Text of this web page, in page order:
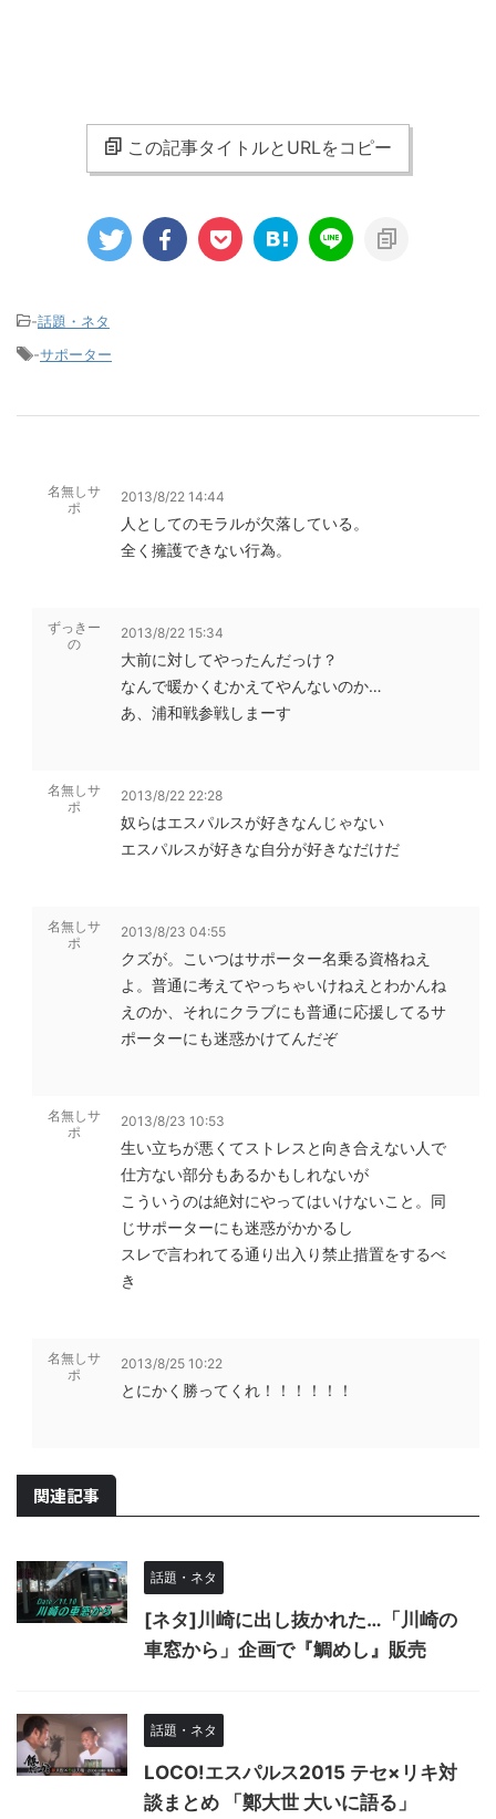
この記事タイトルとURLをコピー
-話題・ネタ
-サポーター
名無しサ
ポ
2013/8/22 14:44
人としてのモラルが欠落している。
全く擁護できない行為。
ずっきー
の
2013/8/22 15:34
大前に対してやったんだっけ？
なんで暖かくむかえてやんないのか…
あ、浦和戦参戦しまーす
名無しサ
ポ
2013/8/22 22:28
奴らはエスパルスが好きなんじゃない
エスパルスが好きな自分が好きなだけだ
名無しサ
ポ
2013/8/23 04:55
クズが。こいつはサポーター名乗る資格ねえ
よ。普通に考えてやっちゃいけねえとわかんね
えのか、それにクラブにも普通に応援してるサ
ポーターにも迷惑かけてんだぞ
名無しサ
ポ
2013/8/23 10:53
生い立ちが悪くてストレスと向き合えない人で
仕方ない部分もあるかもしれないが
こういうのは絶対にやってはいけないこと。同
じサポーターにも迷惑がかかるし
スレで言われてる通り出入り禁止措置をするべ
き
名無しサ
ポ
2013/8/25 10:22
とにかく勝ってくれ！！！！！！
関連記事
話題・ネタ
[ネタ]川崎に出し抜かれた…「川崎の
車窓から」企画で『鯛めし』販売
話題・ネタ
LOCO!エスパルス2015 テセ×リキ対
談まとめ 「鄭大世 大いに語る」